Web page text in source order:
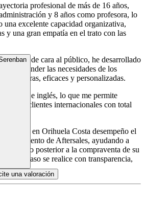
profesional de más de 16 años,
y 8 años como profesora, lo
una excelente capacidad organizativa,
y una gran empatía en el trato con las
de cara al público, he desarrollado
entender las necesidades de los
claras, eficaces y personalizadas.
sueco e inglés, lo que me permite
de clientes internacionales con total
Hagberg en Orihuela Costa desempeño el
departamento de Aftersales, ayudando a
el proceso posterior a la compraventa de su
cada paso se realice con transparencia,
una valoración